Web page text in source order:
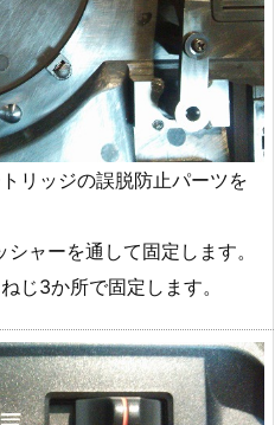
リッジの誤脱防止パーツを
ャーを通して固定します。
じ3か所で固定します。